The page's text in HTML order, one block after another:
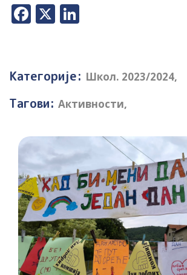
Facebook
X
Категорије: Школ. 2023/2024,
Тагови: Активности,